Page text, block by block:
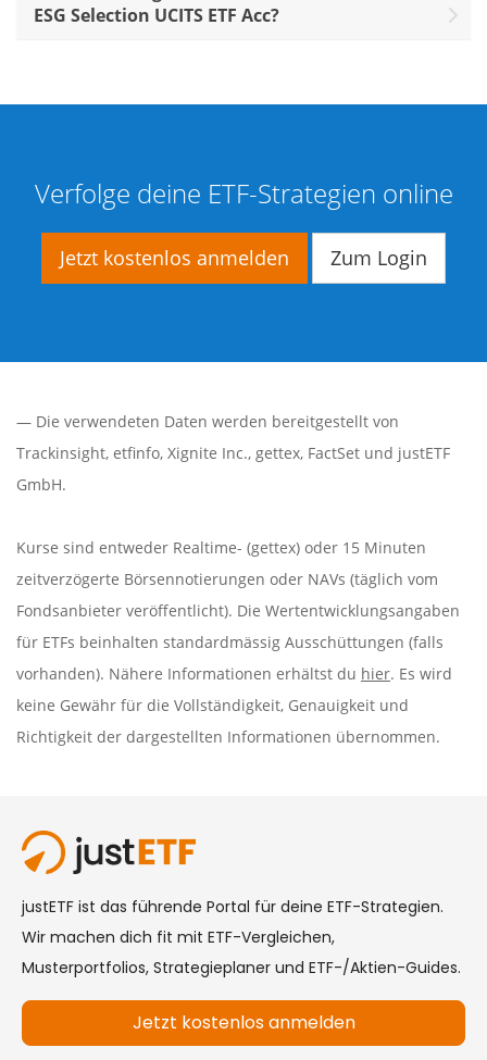
ESG Selection UCITS ETF Acc?
Verfolge deine ETF-Strategien online
Jetzt kostenlos anmelden Zum Login
— Die verwendeten Daten werden bereitgestellt von
Trackinsight, etfinfo, Xignite Inc., gettex, FactSet und justETF
GmbH.
Kurse sind entweder Realtime- (gettex) oder 15 Minuten
zeitverzögerte Börsennotierungen oder NAVs (täglich vom
Fondsanbieter veröffentlicht). Die Wertentwicklungsangaben
für ETFs beinhalten standardmässig Ausschüttungen (falls
vorhanden). Nähere Informationen erhältst du hier. Es wird
keine Gewähr für die Vollständigkeit, Genauigkeit und
Richtigkeit der dargestellten Informationen übernommen.